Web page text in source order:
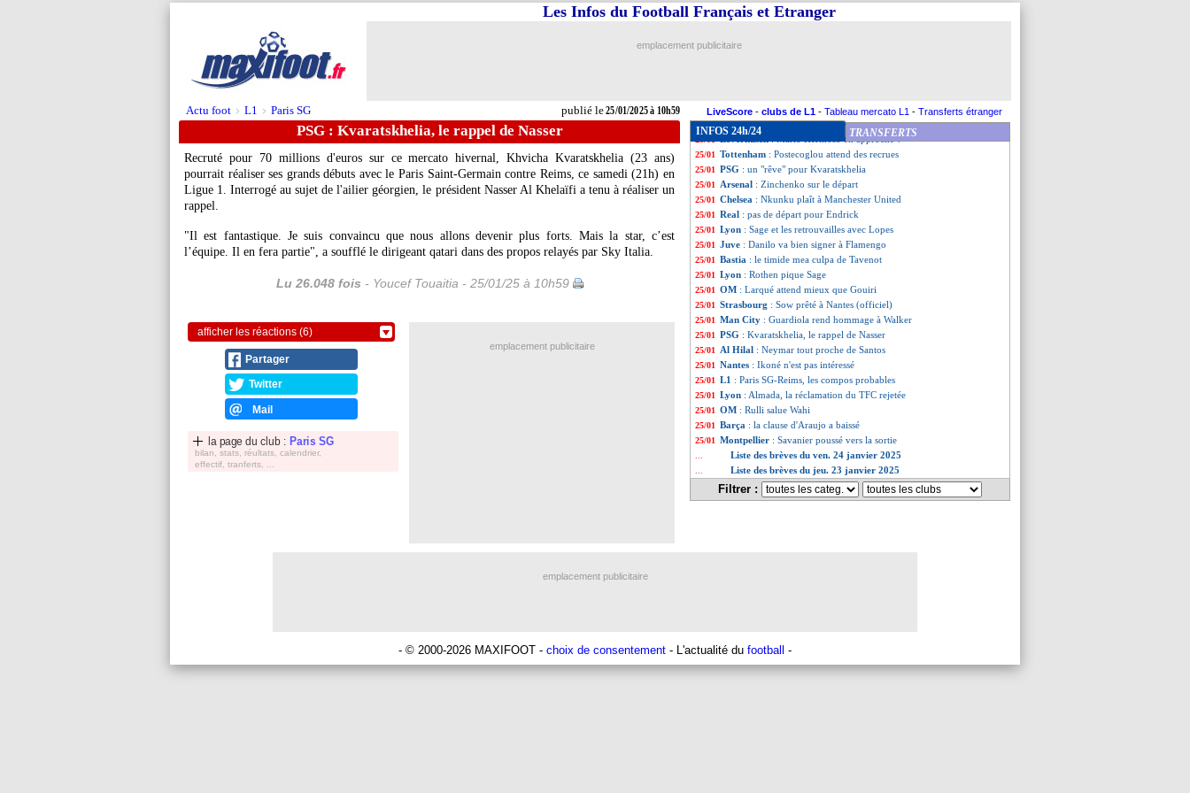
Actu foot > L1 > Paris SG publié le25/01/2025 à 10h59
Les Infos du Football Français et Etranger
emplacement publicitaire
LiveScore - clubs de L1 - Tableau mercato L1 - Transferts étranger
PSG : Kvaratskhelia, le rappel de Nasser
Recruté pour 70 millions d'euros sur ce mercato hivernal, Khvicha Kvaratskhelia (23 ans)
pourrait réaliser ses grands débuts avec le Paris Saint-Germain contre Reims, ce samedi (21h) en
Ligue 1. Interrogé au sujet de l'ailier géorgien, le président Nasser Al Khelaïfi a tenu à réaliser un
rappel.
"Il est fantastique. Je suis convaincu que nous allons devenir plus forts. Mais la star, c’est
l’équipe. Il en fera partie", a soufflé le dirigeant qatari dans des propos relayés par Sky Italia.
Lu 26.048 fois - Youcef Touaitia - 25/01/25 à 10h59
afficher les réactions (6)
Partager
Twitter
Mail
la page du club : Paris SG
bilan, stats, réultats, calendrier,
effectif, tranferts, ...
INFOS 24h/24 TRANSFERTS
25/01 All.: Stuttgart perd avant le PSG
25/01 All.: le Bayern se rassure
25/01 Ita.: l'Atalanta renverse Côme
25/01 L2: le PFC remporte le derby face au Red Star
25/01 Rennes: Gouiri, l'OM propose plusieurs joueurs
: Mario Hermoso en approche ?
25/01 Tottenham : Postecoglou attend des recrues
25/01 PSG : un "rêve" pour Kvaratskhelia
25/01 Arsenal : Zinchenko sur le départ
25/01 Chelsea : Nkunku plaît à Manchester United
25/01 Real : pas de départ pour Endrick
25/01 Lyon : Sage et les retrouvailles avec Lopes
25/01 Juve : Danilo va bien signer à Flamengo
25/01 Bastia : le timide mea culpa de Tavenot
25/01 Lyon : Rothen pique Sage
25/01 OM : Larqué attend mieux que Gouiri
25/01 Strasbourg : Sow prêté à Nantes (officiel)
25/01 Man City : Guardiola rend hommage à Walker
25/01 PSG : Kvaratskhelia, le rappel de Nasser
25/01 Al Hilal : Neymar tout proche de Santos
25/01 Nantes : Ikoné n'est pas intéressé
25/01 L1 : Paris SG-Reims, les compos probables
25/01 Lyon : Almada, la réclamation du TFC rejetée
25/01 OM : Rulli salue Wahi
25/01 Barça : la clause d'Araujo a baissé
25/01 Montpellier : Savanier poussé vers la sortie
Liste des brèves du ven. 24 janvier 2025
Liste des brèves du jeu. 23 janvier 2025
Filtrer :
emplacement publicitaire
emplacement publicitaire
- © 2000-2026 MAXIFOOT - choix de consentement - L'actualité du football -